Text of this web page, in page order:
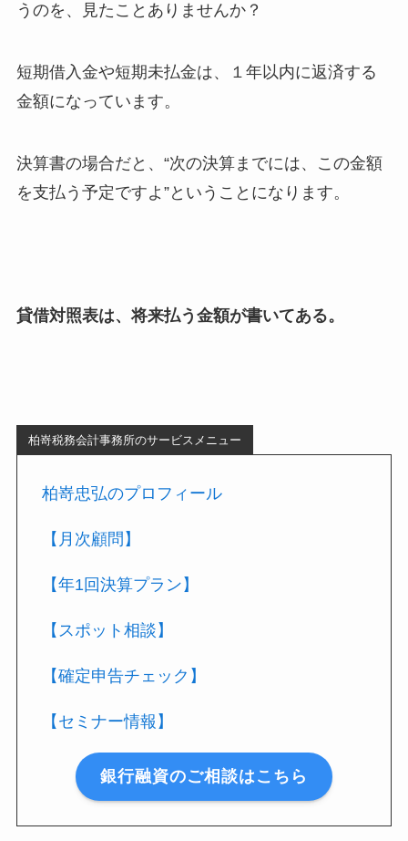
うのを、見たことありませんか？
短期借入金や短期未払金は、１年以内に返済する
金額になっています。
決算書の場合だと、“次の決算までには、この金額
を支払う予定ですよ”ということになります。
貸借対照表は、将来払う金額が書いてある。
柏嵜税務会計事務所のサービスメニュー
柏嵜忠弘のプロフィール
【月次顧問】
【年1回決算プラン】
【スポット相談】
【確定申告チェック】
【セミナー情報】
銀行融資のご相談はこちら